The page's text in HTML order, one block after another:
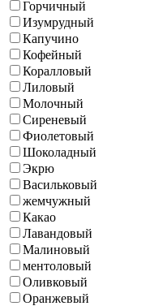
Горчичный
Изумрудный
Капучино
Кофейный
Коралловый
Лиловый
Молочный
Сиреневый
Фиолетовый
Шоколадный
Экрю
Васильковый
жемчужный
Какао
Лавандовый
Малиновый
ментоловый
Оливковый
Оранжевый